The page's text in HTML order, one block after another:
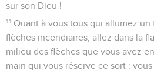
sur son Dieu !
11 Quant à vous tous qui allumez
flèches incendiaires, allez dans la
milieu des flèches que vous avez
main qui vous réserve ce sort :